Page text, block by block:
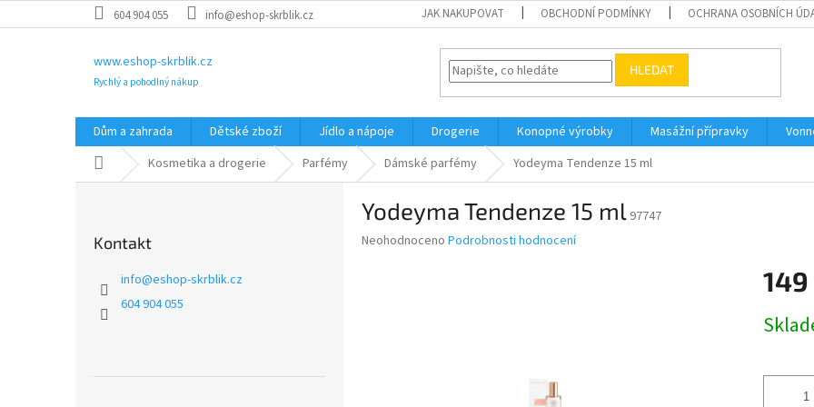
na
604 904 055 info@eshop-skrblik.cz JAK NAKUPOVAT OBCHODNÍ PODMÍNKY OCHRANA OSOBNÍCH
www.eshop-skrblik.cz
Rychlý a pohodlný nákup
HLEDAT
Dům a zahrada Dětské zboží Jídlo a nápoje Drogerie Konopné výrobky Masážní přípravky
Domů Kosmetika a drogerie Parfémy Dámské parfémy Yodeyma Tendenze 15 ml
Kontakt
info@eshop-skrblik.cz
604 904 055
Yodeyma Tendenze 15 ml 97747
Průměrné
Neohodnoceno Podrobnosti hodnocení
149
cena: